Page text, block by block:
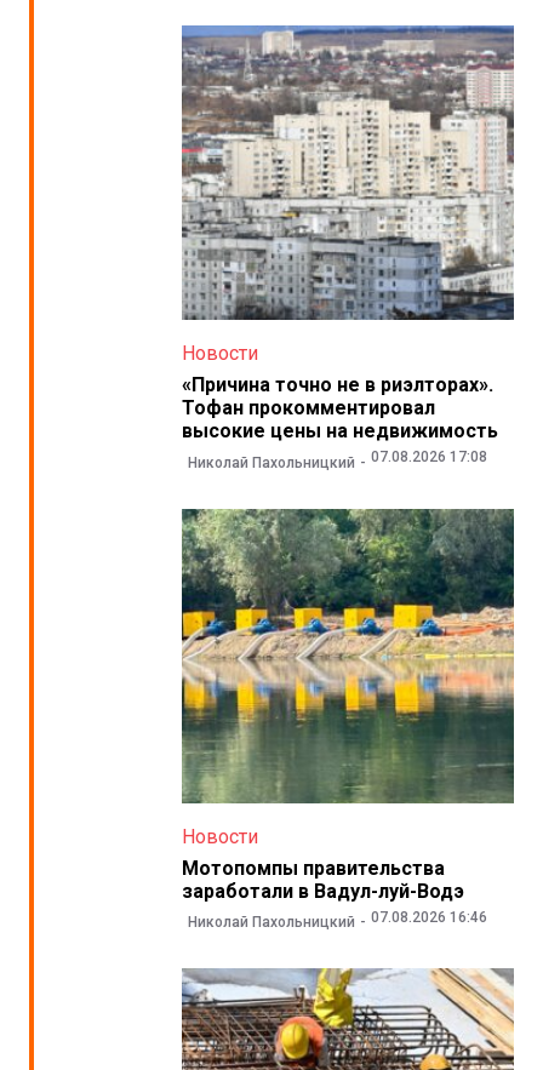
Новости
«Причина точно не в риэлторах».
Тофан прокомментировал
высокие цены на недвижимость
Николай Пахольницкий 07.08.2026 17:08
Новости
Мотопомпы правительства
заработали в Вадул-луй-Водэ
Николай Пахольницкий 07.08.2026 16:46